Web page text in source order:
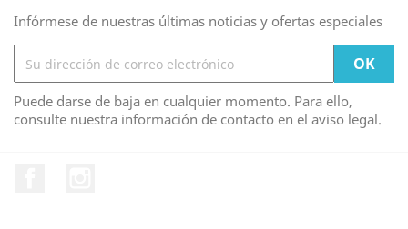
Infórmese de nuestras últimas noticias y ofertas especiales
Puede darse de baja en cualquier momento. Para ello,
consulte nuestra información de contacto en el aviso legal.